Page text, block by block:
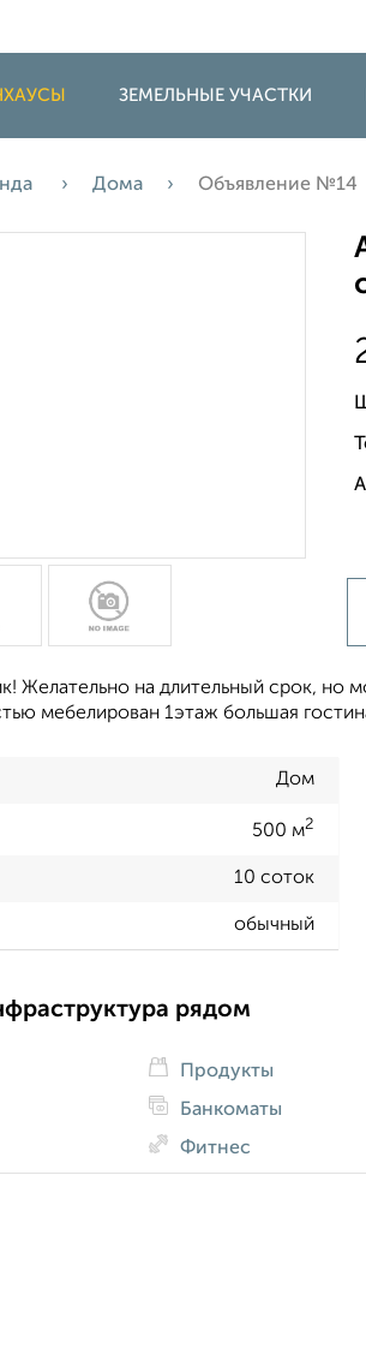
ЗЕМЕЛЬНЫЕ УЧАСТКИ
Дома Объявление №14
Желательно на длительный срок,
мебелирован 1этаж большая
Дом
500 м2
10 соток
обычный
рядом
Продукты
Банкоматы
Фитнес